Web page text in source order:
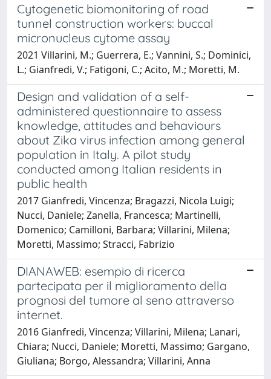
Cytogenetic biomonitoring of road
tunnel construction workers: buccal
micronucleus cytome assay
2021 Villarini, M.; Guerrera, E.; Vannini, S.; Dominici,
L.; Gianfredi, V.; Fatigoni, C.; Acito, M.; Moretti, M.
Design and validation of a self-
administered questionnaire to assess
knowledge, attitudes and behaviours
about Zika virus infection among general
population in Italy. A pilot study
conducted among Italian residents in
public health
2017 Gianfredi, Vincenza; Bragazzi, Nicola Luigi;
Nucci, Daniele; Zanella, Francesca; Martinelli,
Domenico; Camilloni, Barbara; Villarini, Milena;
Moretti, Massimo; Stracci, Fabrizio
DIANAWEB: esempio di ricerca
partecipata per il miglioramento della
prognosi del tumore al seno attraverso
internet.
2016 Gianfredi, Vincenza; Villarini, Milena; Lanari,
Chiara; Nucci, Daniele; Moretti, Massimo; Gargano,
Giuliana; Borgo, Alessandra; Villarini, Anna